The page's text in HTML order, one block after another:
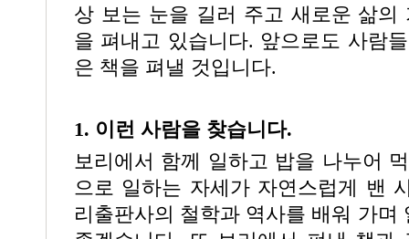
상 보는 눈을 길러 주고 새로운 삶의
을 펴내고 있습니다. 앞으로도 사람
은 책을 펴낼 것입니다.
1. 이런 사람을 찾습니다.
보리에서 함께 일하고 밥을 나누어
으로 일하는 자세가 자연스럽게 밴
리출판사의 철학과 역사를 배워 가며